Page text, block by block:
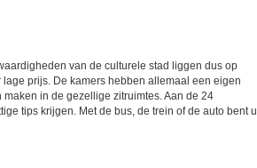
van de culturele stad liggen dus op
prijs. De kamers hebben allemaal een eigen
in de gezellige zitruimtes. Aan de 24
tips krijgen. Met de bus, de trein of de auto bent u